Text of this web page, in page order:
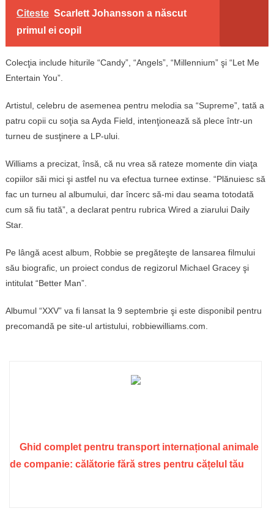
Citeste Scarlett Johansson a născut
primul ei copil
Colecţia include hiturile “Candy”, “Angels”, “Millennium” şi “Let Me
Entertain You”.
Artistul, celebru de asemenea pentru melodia sa “Supreme”, tată a
patru copii cu soţia sa Ayda Field, intenţionează să plece într-un
turneu de susţinere a LP-ului.
Williams a precizat, însă, că nu vrea să rateze momente din viaţa
copiilor săi mici şi astfel nu va efectua turnee extinse. “Plănuiesc să
fac un turneu al albumului, dar încerc să-mi dau seama totodată
cum să fiu tată”, a declarat pentru rubrica Wired a ziarului Daily
Star.
Pe lângă acest album, Robbie se pregăteşte de lansarea filmului
său biografic, un proiect condus de regizorul Michael Gracey şi
intitulat “Better Man”.
Albumul “XXV” va fi lansat la 9 septembrie şi este disponibil pentru
precomandă pe site-ul artistului, robbiewilliams.com.
Ghid complet pentru transport internațional animale
de companie: călătorie fără stres pentru cățelul tău